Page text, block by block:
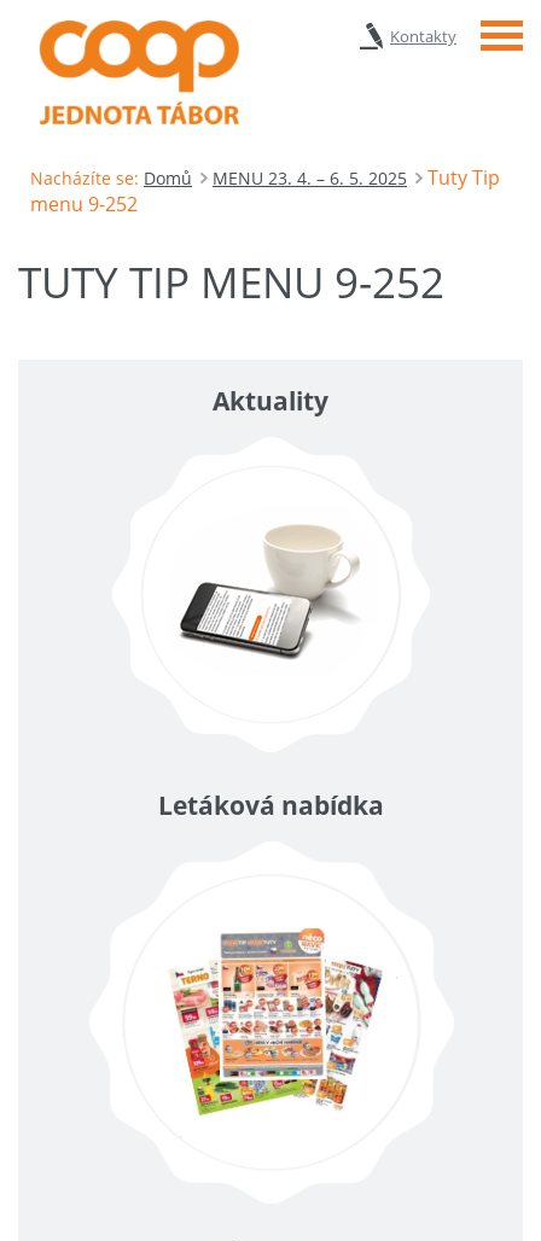
Kontakty Menu
Nacházíte se: Domů MENU 23. 4. – 6. 5. 2025
Tuty Tip
menu 9-252
TUTY TIP MENU 9-252
Aktuality
Letáková nabídka